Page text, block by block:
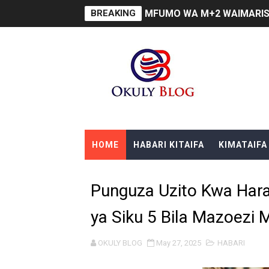
BREAKING MFUMO WA M+2
DKT. SIMBEYE ASISITIZA
FCC YAENDELEA KUJENGA
WANAWAKE TFC NYENZO
SERIKALI INATAMBUA
RAIS SAMIA, MUSEVEN
WAJASIRIAMALI KUTOKA
HOME HABARI KITAIFA KIMATAIFA
Punguza Uzito Kwa
ya Siku 5 Bila Mazoezi
OKULY BLOG May 27, 2025 HABARI